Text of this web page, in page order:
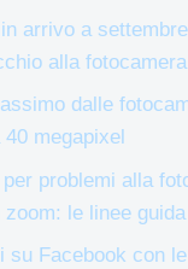
arrivo a
alla fotocamera
dalle
megapixel
problemi alla
le linee guida
su Facebook con